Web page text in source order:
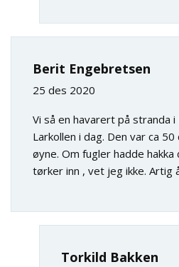
Berit Engebretsen
25 des 2020
Vi så en havarert på stranda i
Larkollen i dag. Den var ca 50
øyne. Om fugler hadde
tørker inn , vet jeg ikke. Artig
Torkild Bakken